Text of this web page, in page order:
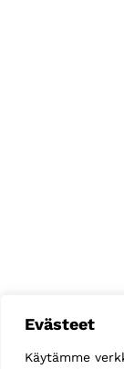
Evästeet
Käytämme